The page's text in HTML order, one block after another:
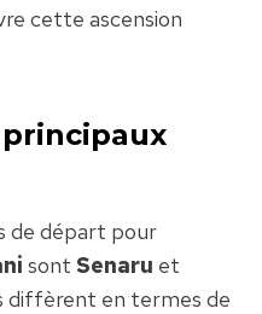
cette ascension
de départ pour
sont Senaru et
diffèrent en termes de